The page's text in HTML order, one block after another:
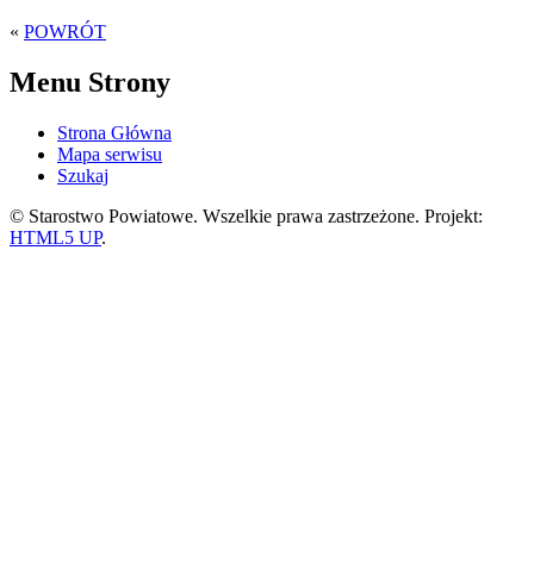
« POWRÓT
Menu Strony
Strona Główna
Mapa serwisu
Szukaj
© Starostwo Powiatowe. Wszelkie prawa zastrzeżone. Projekt:
HTML5 UP.